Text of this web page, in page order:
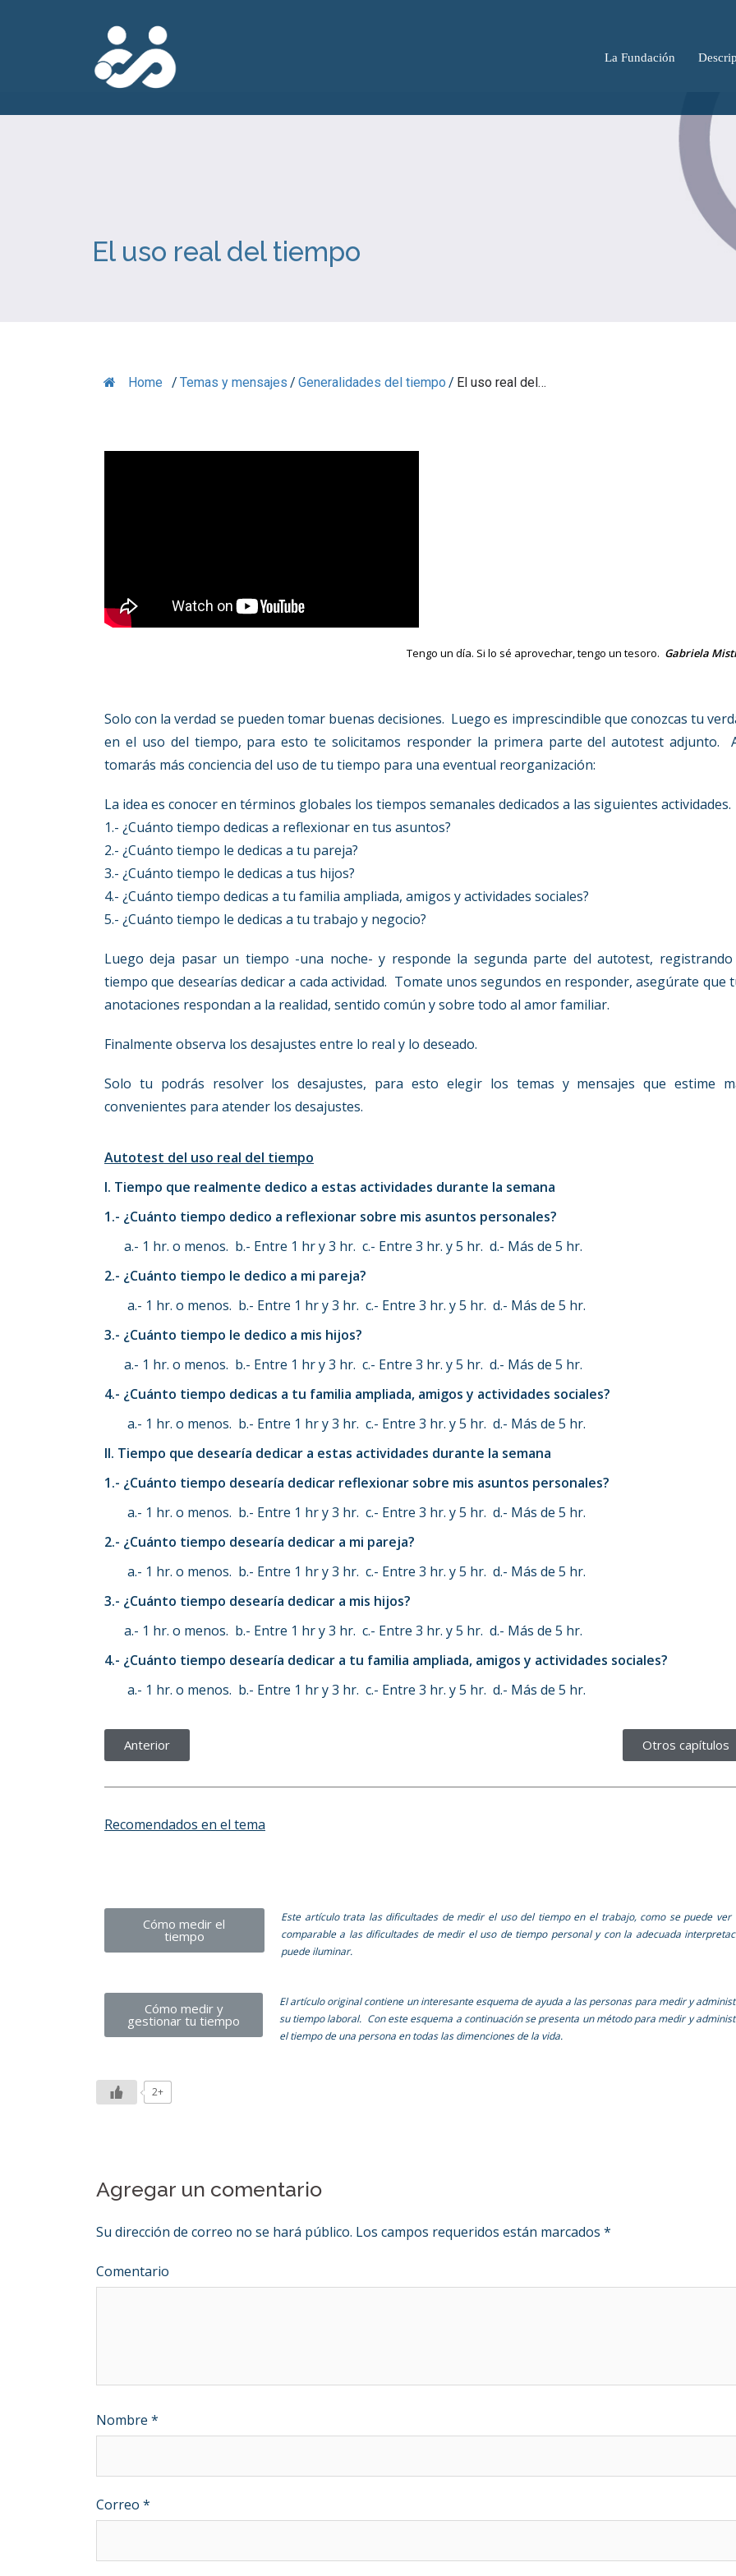
La Fundación
El uso real del tiempo
Home / Temas y mensajes / Generalidades del tiempo / El uso real del…
Tengo un día. Si lo sé aprovechar, tengo un tesoro. Gabriela
Solo con la verdad se pueden tomar buenas decisiones. Luego es imprescindible que conozcas tu
en el uso del tiempo, para esto te solicitamos responder la primera parte del autotest adjunto.
tomarás más conciencia del uso de tu tiempo para una eventual reorganización:
La idea es conocer en términos globales los tiempos semanales dedicados a las siguientes actividades.
1.- ¿Cuánto tiempo dedicas a reflexionar en tus asuntos?
2.- ¿Cuánto tiempo le dedicas a tu pareja?
3.- ¿Cuánto tiempo le dedicas a tus hijos?
4.- ¿Cuánto tiempo dedicas a tu familia ampliada, amigos y actividades sociales?
5.- ¿Cuánto tiempo le dedicas a tu trabajo y negocio?
Luego deja pasar un tiempo -una noche- y responde la segunda parte del autotest, registrando
tiempo que desearías dedicar a cada actividad. Tomate unos segundos en responder, asegúrate que
anotaciones respondan a la realidad, sentido común y sobre todo al amor familiar.
Finalmente observa los desajustes entre lo real y lo deseado.
Solo tu podrás resolver los desajustes, para esto elegir los temas y mensajes que estime
convenientes para atender los desajustes.
Autotest del uso real del tiempo
I. Tiempo que realmente dedico a estas actividades durante la semana
1.- ¿Cuánto tiempo dedico a reflexionar sobre mis asuntos personales?
a.- 1 hr. o menos. b.- Entre 1 hr y 3 hr. c.- Entre 3 hr. y 5 hr. d.- Más de 5 hr.
2.- ¿Cuánto tiempo le dedico a mi pareja?
a.- 1 hr. o menos. b.- Entre 1 hr y 3 hr. c.- Entre 3 hr. y 5 hr. d.- Más de 5 hr.
3.- ¿Cuánto tiempo le dedico a mis hijos?
a.- 1 hr. o menos. b.- Entre 1 hr y 3 hr. c.- Entre 3 hr. y 5 hr. d.- Más de 5 hr.
4.- ¿Cuánto tiempo dedicas a tu familia ampliada, amigos y actividades sociales?
a.- 1 hr. o menos. b.- Entre 1 hr y 3 hr. c.- Entre 3 hr. y 5 hr. d.- Más de 5 hr.
II. Tiempo que desearía dedicar a estas actividades durante la semana
1.- ¿Cuánto tiempo desearía dedicar reflexionar sobre mis asuntos personales?
a.- 1 hr. o menos. b.- Entre 1 hr y 3 hr. c.- Entre 3 hr. y 5 hr. d.- Más de 5 hr.
2.- ¿Cuánto tiempo desearía dedicar a mi pareja?
a.- 1 hr. o menos. b.- Entre 1 hr y 3 hr. c.- Entre 3 hr. y 5 hr. d.- Más de 5 hr.
3.- ¿Cuánto tiempo desearía dedicar a mis hijos?
a.- 1 hr. o menos. b.- Entre 1 hr y 3 hr. c.- Entre 3 hr. y 5 hr. d.- Más de 5 hr.
4.- ¿Cuánto tiempo desearía dedicar a tu familia ampliada, amigos y actividades sociales?
a.- 1 hr. o menos. b.- Entre 1 hr y 3 hr. c.- Entre 3 hr. y 5 hr. d.- Más de 5 hr.
Anterior Otros capítulos
Recomendados en el tema
Cómo medir el
tiempo
Este artículo trata las dificultades de medir el uso del tiempo en el trabajo, como se puede
comparable a las dificultades de medir el uso de tiempo personal y con la adecuada
puede iluminar.
Cómo medir y
gestionar tu tiempo
El artículooriginalcontiene un interesante esquema de ayuda a las personas para medir y
su tiempo laboral. Con este esquema a continuación se presenta un método para medir y
el tiempo de una persona en todas las dimenciones de la vida.
2+
Agregar un comentario
Su dirección de correo no se hará público. Los campos requeridos están marcados *
Comentario
Nombre *
Correo *